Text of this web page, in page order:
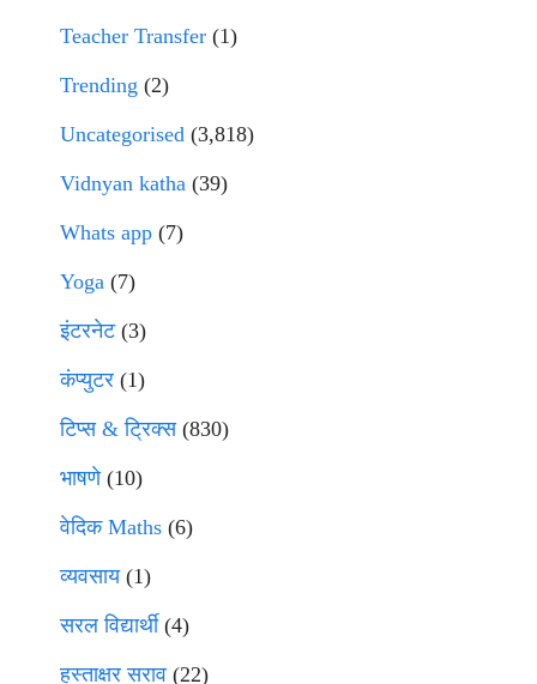
Teacher Transfer (1)
Trending (2)
Uncategorised (3,818)
Vidnyan katha (39)
Whats app (7)
Yoga (7)
इंटरनेट(3)
कंप्युटर (1)
टिप्स & ट्रिक्स(830)
भाषणे(10)
वेदिक Maths (6)
व्यवसाय(1)
सरल विद्यार्थी(4)
हस्ताक्षर सराव (22)